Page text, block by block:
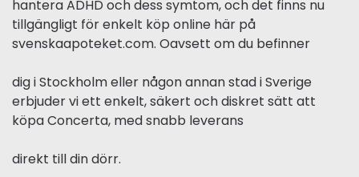
hantera ADHD och dess symtom, och det finns nu
tillgängligt för enkelt köp online här på
svenskaapoteket.com. Oavsett om du befinner
dig i Stockholm eller någon annan stad i Sverige
erbjuder vi ett enkelt, säkert och diskret sätt att
köpa Concerta, med snabb leverans
direkt till din dörr.